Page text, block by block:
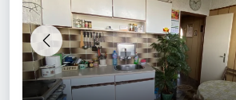
Previous